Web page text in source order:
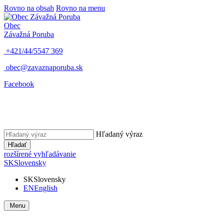
Rovno na obsah Rovno na menu
Obec
Závažná Poruba
+421/44/5547 369
obec@zavaznaporuba.sk
Facebook
Hľadaný výraz
Hľadať
rozšírené vyhľadávanie
SKSlovensky
SKSlovensky
ENEnglish
Menu